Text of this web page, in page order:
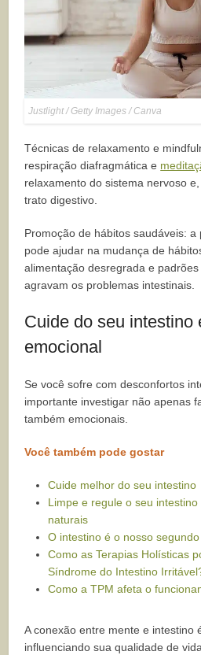
Justlight / Getty Images / Canva
Técnicas de relaxamento e
respiração diafragmática e
relaxamento do sistema nervoso
trato digestivo.
Promoção de hábitos saudáveis: a
pode ajudar na mudança de
alimentação desregrada e
agravam os problemas intestinais.
Cuide do seu intestino
emocional
Se você sofre com desconfortos
importante investigar não apenas
também emocionais.
Você também pode gostar
Cuide melhor do seu intestino
Limpe e regule o seu
naturais
O intestino é o nosso
Como as Terapias Holísticas
Síndrome do Intestino
Como a TPM afeta o
A conexão entre mente e intestino
influenciando sua qualidade de